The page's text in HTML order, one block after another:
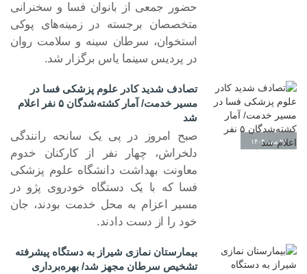
حضور جمعی از بانوان فسا و سخنرانی
متخصصان برجسته در زمینه‌های پوکی
استخوان، سرطان سینه و سلامت روان
در پردیس سینما یاس برگزار شد.
۲۲ مهر ۱۴۰۴
تصادف شدید کادر علوم پزشکی فسا در
مسیر خدمت/ آمار کشته‌شدگان ۵ نفر اعلام
شد
صبح امروز در پی یک سانحه رانندگی
دلخراش، چهار نفر از کارکنان خدوم
معاونت بهداشت دانشگاه علوم پزشکی
فسا که با یک دستگاه خودروی پژو در
مسیر اعزام به محل خدمت بودند، جان
خود را از دست دادند.
بیمارستان نمازی شیراز به دستگاه پیشرفته
تشخیص سرطان مجهز شد/ بهره‌برداری